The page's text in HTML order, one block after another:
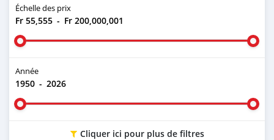
Échelle des prix
Fr 55,555 - Fr 200,000,001
Année
1950 - 2026
Cliquer ici pour plus de filtres